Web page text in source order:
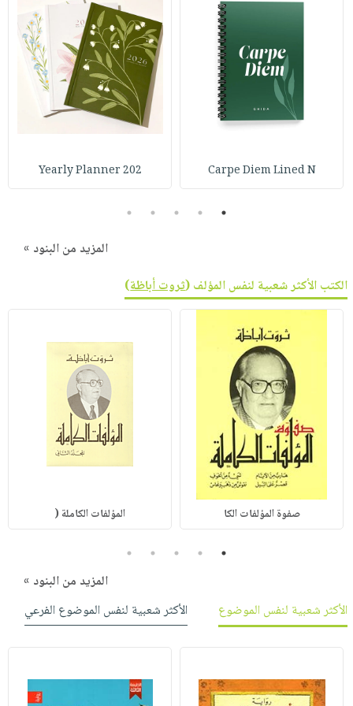
Carpe Diem Lined N
Yearly Planner 202
1
2
3
4
5
المزيد من البنود »
الكتب الأكثر شعبية لنفس المؤلف (ثروت أباظة)
صفوة المؤلفات الكا المؤلفات الكاملة (
1
2
3
4
5
المزيد من البنود »
الأكثر شعبية لنفس الموضوع
الأكثر شعبية لنفس الموضوع الفرعي